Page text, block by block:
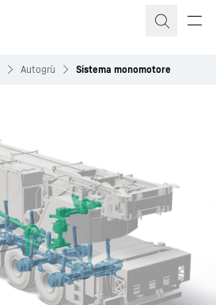
Autogrù Sistema monomotore